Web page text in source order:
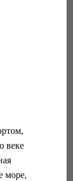
веке
море,